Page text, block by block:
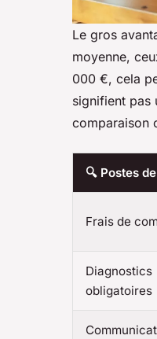
Le gros
moyenne,
000 €, cela
signifient pas
comparaison
🔍 Postes
Frais de
Diagnostics
obligatoires